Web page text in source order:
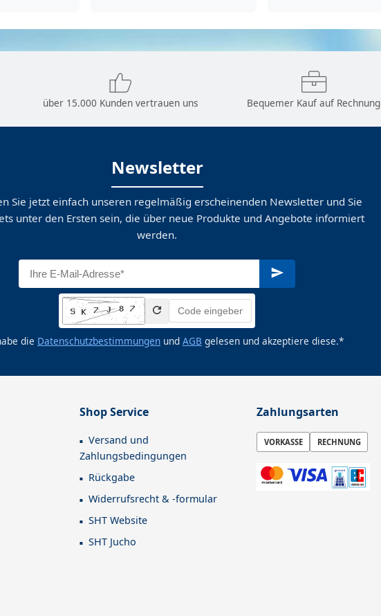
über 15.000 Kunden vertrauen uns Bequemer Kauf auf Rechnung
Newsletter
Sie jetzt einfach unseren regelmäßig erscheinenden Newsletter und Sie
unter den Ersten sein, die über neue Produkte und Angebote informiert
werden.
die Datenschutzbestimmungen und AGB gelesen und akzeptiere diese.*
Shop Service
Versand und
Zahlungsbedingungen
Rückgabe
Widerrufsrecht & -formular
SHT Website
SHT Jucho
Zahlungsarten
VORKASSE RECHNUNG